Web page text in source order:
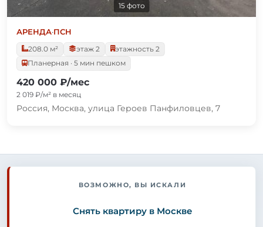
15 фото
АРЕНДА·ПСН
208.0 м²
этаж 2
этажность 2
Планерная · 5 мин пешком
420 000 ₽/мес
2 019 ₽/м² в месяц
Россия, Москва, улица Героев Панфиловцев, 7
ВОЗМОЖНО, ВЫ ИСКАЛИ
Снять квартиру в Москве